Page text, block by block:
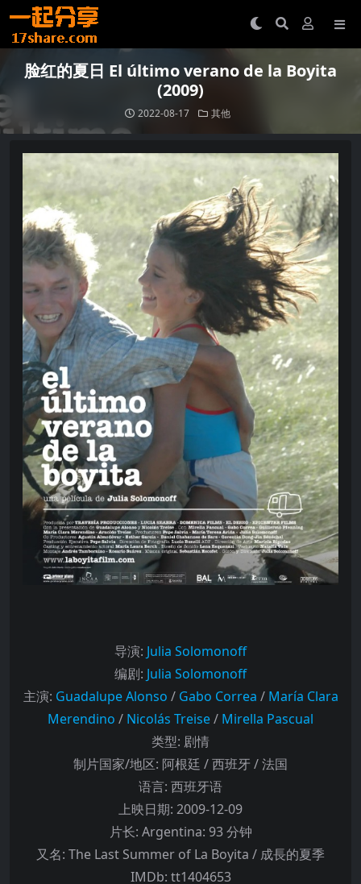
脸红的夏日 El último verano de la Boyita
(2009)
2022-08-17 其他
导演: Julia Solomonoff
编剧: Julia Solomonoff
主演: Guadalupe Alonso / Gabo Correa / María Clara
Merendino / Nicolás Treise/ Mirella Pascual
类型: 剧情
制片国家/地区: 阿根廷 / 西班牙 / 法国
语言: 西班牙语
上映日期: 2009-12-09
片长: Argentina: 93 分钟
又名: The Last Summer of La Boyita / 成長的夏季
IMDb: tt1404653